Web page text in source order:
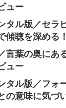
ュー
タル版／セラ
傾聴を深める！
言葉の奥にあ
ュー
タル版／フォ
の意味に気づ